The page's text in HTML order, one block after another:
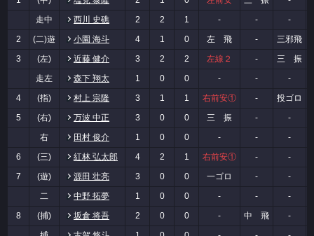
走中
西川 史礁 2 2 1 - -
-
2
(二)遊 小園 海斗 4 1 0 左 飛 -
三邪飛
3
(左) 近藤 健介 3 2 2 左線２ -
三 振
走左
森下 翔太 1 0 0 - -
-
4
(指) 村上 宗隆 3 1 1 右前安① -
投ゴロ
5
(右) 万波 中正 3 0 0 三 振 - -
右
田村 俊介 1 0 0 - -
-
6
(三) 紅林 弘太郎 4 2 1 右前安① - -
7
(遊) 源田 壮亮 3 0 0 一ゴロ - -
二
中野 拓夢 1 0 0 - -
-
8
(捕) 坂倉 将吾 2 0 0 - 中 飛 -